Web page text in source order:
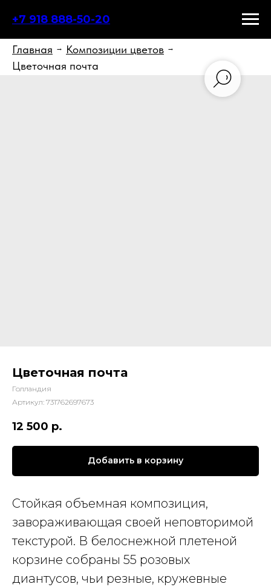
+7 918 888-50-20
Главная → Композиции цветов →
Цветочная почта
Цветочная почта
Голландия
Артикул: 731762697673
12 500 р.
Добавить в корзину
Стойкая объемная композиция,
завораживающая своей неповторимой
текстурой. В белоснежной плетеной
корзине собраны 55 розовых
диантусов, чьи резные, кружевные